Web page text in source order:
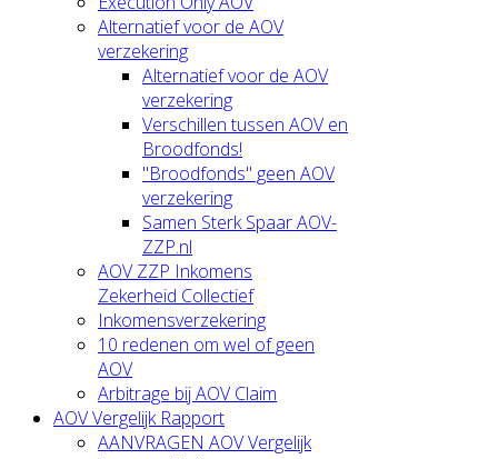
Alternatief voor de AOV
verzekering
Alternatief voor de AOV
verzekering
Verschillen tussen AOV en
Broodfonds!
"Broodfonds" geen AOV
verzekering
Samen Sterk Spaar AOV-
ZZP.nl
AOV ZZP Inkomens
Zekerheid Collectief
Inkomensverzekering
10 redenen om wel of geen
AOV
Arbitrage bij AOV Claim
AOV Vergelijk Rapport
AANVRAGEN AOV Vergelijk